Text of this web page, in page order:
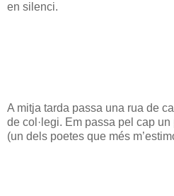
en silenci.
A mitja tarda passa una rua de
de col·legi. Em passa pel cap
(un dels poetes que més